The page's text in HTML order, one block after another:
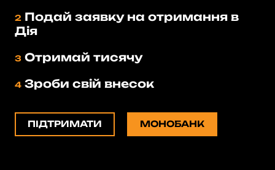
2 Подай заявку на отримання в
Дія
3 Отримай тисячу
4 Зроби свій внесок
ПІДТРИМАТИ МОНОБАНК